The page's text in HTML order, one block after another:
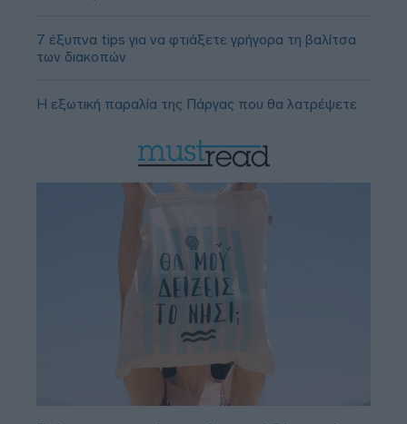
7 έξυπνα tips για να φτιάξετε γρήγορα τη βαλίτσα
των διακοπών
Η εξωτική παραλία της Πάργας που θα λατρέψετε